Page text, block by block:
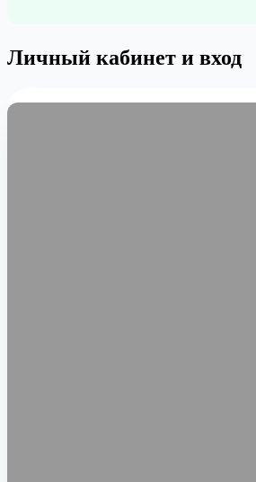
Личный кабинет и вход